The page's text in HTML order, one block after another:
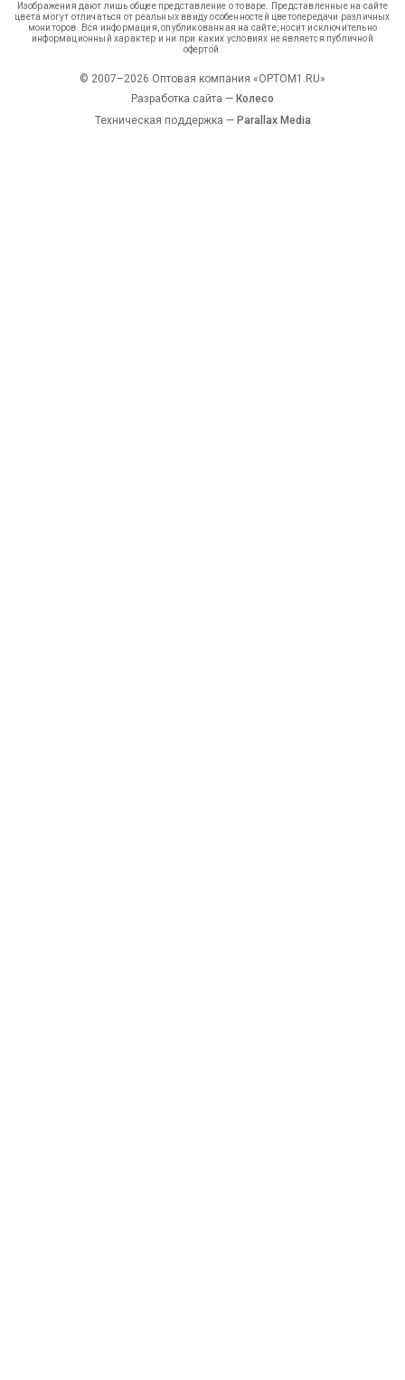
Изображения дают лишь общее представление о товаре. Представленные на сайте
цвета могут отличаться от реальных ввиду особенностей цветопередачи различных
мониторов. Вся информация, опубликованная на сайте, носит исключительно
информационный характер и ни при каких условиях не является публичной
офертой.
© 2007–2026 Оптовая компания «OPTOM1.RU»
Разработка сайта — Колесо
Техническая поддержка — Parallax Media